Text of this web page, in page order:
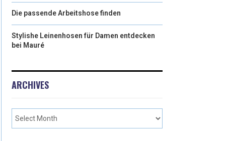
Die passende Arbeitshose finden
Stylishe Leinenhosen für Damen entdecken
bei Mauré
ARCHIVES